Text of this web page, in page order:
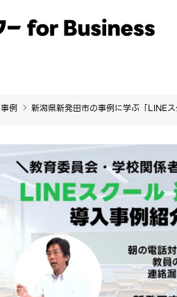
事例 イベント・セミナー
事例 新潟県新発田市の事例に学ぶ「LINE